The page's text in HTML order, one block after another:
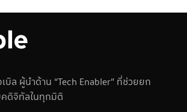
บิล ผู้นำด้าน “Tech Enabler” ที่ช่วยยก
ดิจิทัลในทุกมิติ